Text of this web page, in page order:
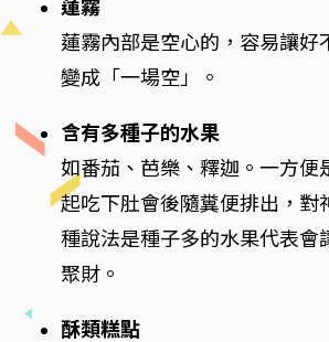
蓮霧
蓮霧內部是空心的，容易讓好
變成「一場空」。
含有多種子的水果
如番茄、芭樂、釋迦。一方便
起吃下肚會後隨糞便排出，對
種說法是種子多的水果代表會
聚財。
酥類糕點